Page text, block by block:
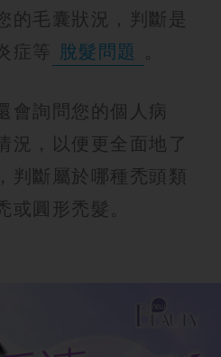
的毛囊狀況，判斷是
症等 脫髮問題
會詢問您的個人病
況，以便更全面地了
判斷屬於哪種禿頭類
圓形禿髮。